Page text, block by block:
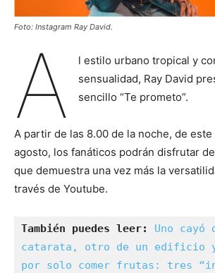
Foto: Instagram Ray David.
A
l estilo urbano tropical y
sensualidad, Ray David
sencillo “Te prometo”.
A partir de las 8.00 de la noche, de
agosto, los fanáticos podrán disfrutar
que demuestra una vez más la
través de Youtube.
También puedes leer: Uno cayó
catarata, otro de un edificio
por solo comer frutas: tres